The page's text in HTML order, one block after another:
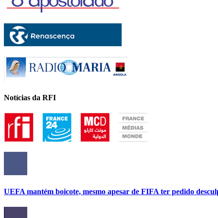
Notícias da RFI
UEFA mantém boicote, mesmo apesar de FIFA ter pedido